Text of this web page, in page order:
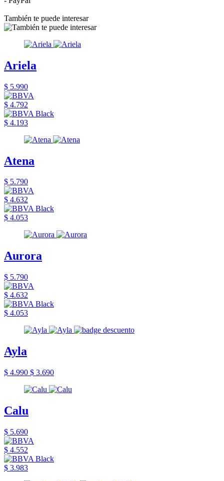
También te puede interesar
Ariela
$ 5.990
$ 4.792
$ 4.193
Atena
$ 5.790
$ 4.632
$ 4.053
Aurora
$ 5.790
$ 4.632
$ 4.053
Ayla
$ 4.990 $ 3.690
Calu
$ 5.690
$ 4.552
$ 3.983